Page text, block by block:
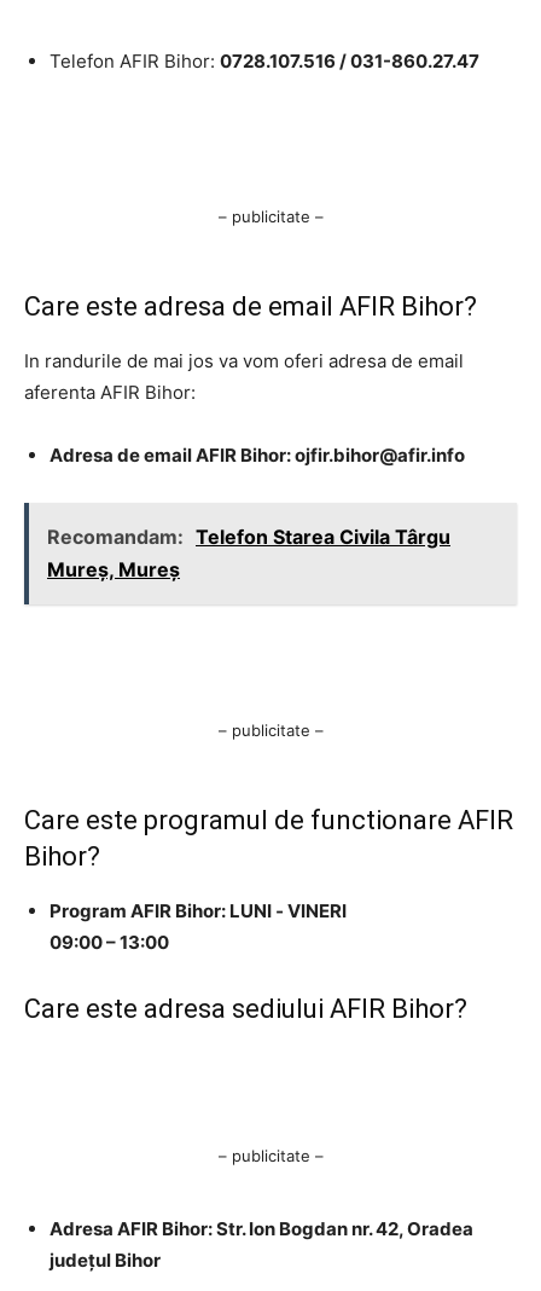
Telefon AFIR Bihor: 0728.107.516 /031-860.27.47
– publicitate –
Care este adresa de email AFIR Bihor?
In randurile de mai jos va vom oferi adresa de email
aferenta AFIR Bihor:
Adresa de email AFIR Bihor:ojfir.bihor@afir.info
Recomandam: Telefon Starea Civila Târgu
Mureș, Mureș
– publicitate –
Care este programul de functionare AFIR
Bihor?
Program AFIR Bihor: LUNI ‐ VINERI
09:00 – 13:00
Care este adresa sediului AFIR Bihor?
– publicitate –
Adresa AFIR Bihor: Str. Ion Bogdan nr. 42, Oradea
judeţul Bihor